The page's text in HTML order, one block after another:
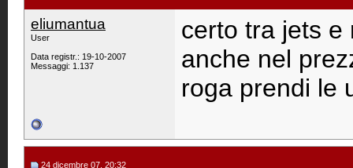
eliumantua
User
Data registr.: 19-10-2007
Messaggi: 1.137
certo tra jets e
anche nel
roga prendi le
24 dicembre 07, 20:32